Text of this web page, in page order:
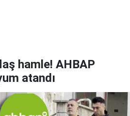
hamle! AHBAP
atandı